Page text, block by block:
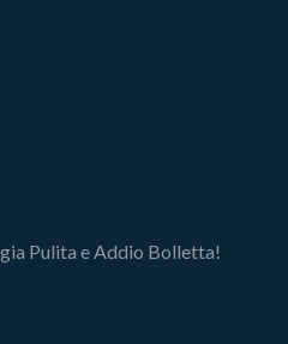
Pulita e Addio Bolletta!